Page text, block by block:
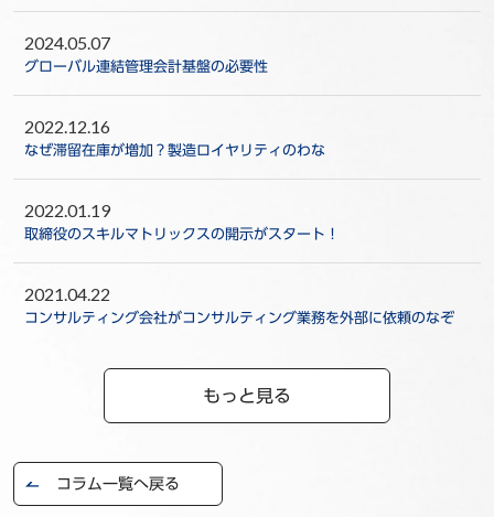
2024.05.07
グローバル連結管理会計基盤の必要性
2022.12.16
なぜ滞留在庫が増加？製造ロイヤリティのわな
2022.01.19
取締役のスキルマトリックスの開示がスタート！
2021.04.22
コンサルティング会社がコンサルティング業務を外部に依頼のなぞ
もっと見る
コラム一覧へ戻る